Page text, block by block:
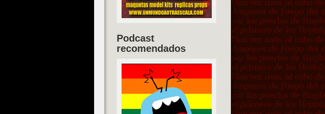
Podcast
recomendados